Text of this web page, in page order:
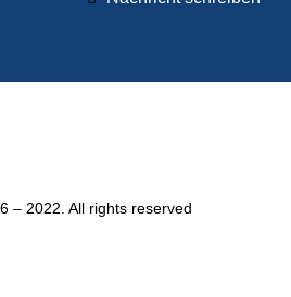
– 2022. All rights reserved